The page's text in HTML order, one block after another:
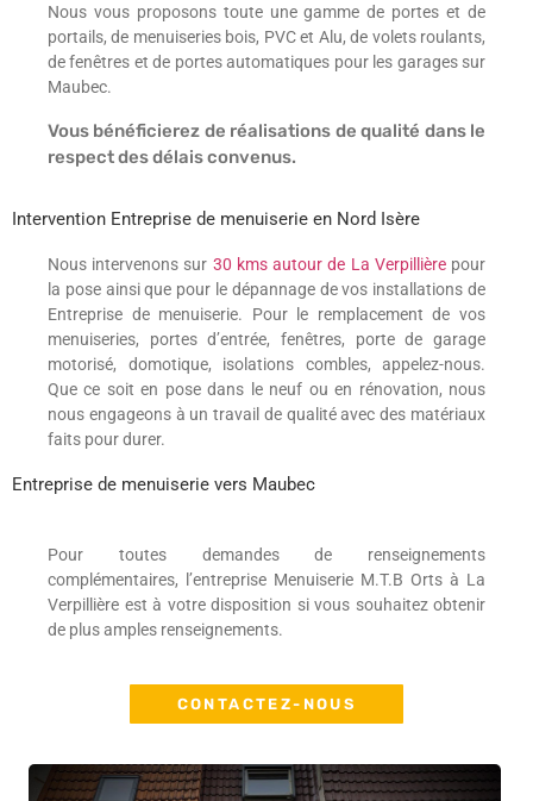
Nous vous proposons toute une gamme de portes et de
portails, de menuiseries bois, PVC et Alu, de volets roulants,
de fenêtres et de portes automatiques pour les garages sur
Maubec.
Vous bénéficierez de réalisations de qualité dans le
respect des délais convenus.
Intervention Entreprise de menuiserie en Nord Isère
Nous intervenons sur 30 kms autour de La Verpillièrepour
la pose ainsi que pour le dépannage de vos installations de
Entreprise de menuiserie. Pour le remplacement de vos
menuiseries, portes d’entrée, fenêtres, porte de garage
motorisé, domotique, isolations combles, appelez-nous.
Que ce soit en pose dans le neuf ou en rénovation, nous
nous engageons à un travail de qualité avec des matériaux
faits pour durer.
Entreprise de menuiserie vers Maubec
Pour toutes demandes de renseignements
complémentaires, l’entreprise Menuiserie M.T.B Orts à La
Verpillière est à votre disposition si vous souhaitez obtenir
de plus amples renseignements.
CONTACTEZ-NOUS